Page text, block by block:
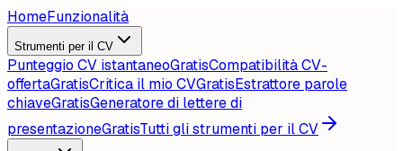
HomeFunzionalità
Strumenti per il CV
Punteggio CV istantaneoGratisCompatibilità CV-
offertaGratisCritica il mio CVGratisEstrattore parole
chiaveGratisGeneratore di lettere di
presentazioneGratisTutti gli strumenti per il CV